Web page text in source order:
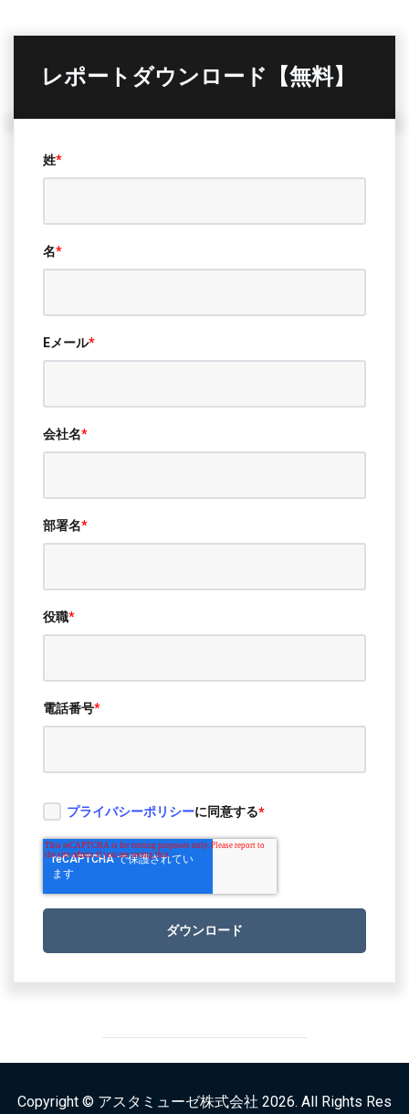
レポートダウンロード【無料】
姓*
名*
Eメール*
会社名*
部署名*
役職*
電話番号*
プライバシーポリシーに同意する*
Copyright © アスタミューゼ株式会社 2026. All Rights Res